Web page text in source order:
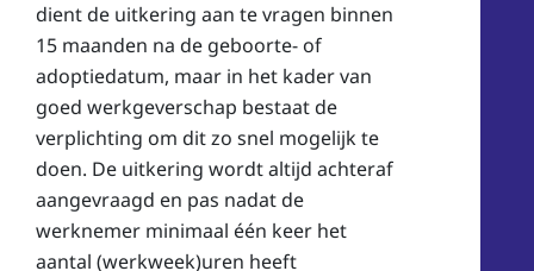
dient de uitkering aan te vragen binnen
15 maanden na de geboorte- of
adoptiedatum, maar in het kader van
goed werkgeverschap bestaat de
verplichting om dit zo snel mogelijk te
doen. De uitkering wordt altijd achteraf
aangevraagd en pas nadat de
werknemer minimaal één keer het
aantal (werkweek)uren heeft